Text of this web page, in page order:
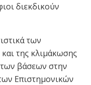
διεκδικούν
των
της κλιμάκωσης
βάσεων στην
Επιστημονικών